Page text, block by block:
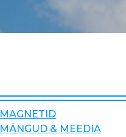
MAGNETID
MÄNGUD & MEEDIA